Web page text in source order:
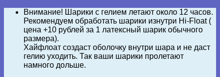
Skip
content
Внимание! Шарики с гелием летают около 12 часов.
Рекомендуем обработать шарики изнутри Hi-Float (
цена +10 рублей за 1 латексный шарик обычного
размера).
Хайфлоат создаст оболочку внутри шара и не даст
гелию уходить. Так ваши шарики пролетают
намного дольше.